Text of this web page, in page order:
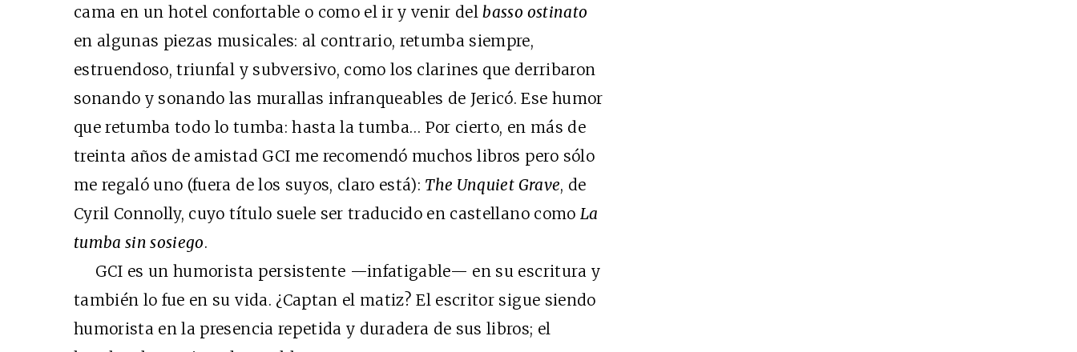
cama en un hotel confortable o como el ir y venir delbasso ostinato
en algunas piezas musicales: al contrario, retumba siempre,
estruendoso, triunfal y subversivo, como los clarines que derribaron
sonando y sonando las murallas infranqueables de Jericó. Ese humor
que retumba todo lo tumba: hasta la tumba… Por cierto, en más de
treinta años de amistad GCI me recomendó muchos libros pero sólo
me regaló uno (fuera de los suyos, claro está): The Unquiet Grave, de
Cyril Connolly, cuyo título suele ser traducido en castellano como La
tumba sin sosiego.
GCI es un humorista persistente —infatigable— en su escritura y
también lo fue en su vida. ¿Captan el matiz? El escritor sigue siendo
humorista en la presencia repetida y duradera de sus libros; el